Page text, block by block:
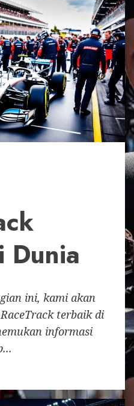
Dunia
ini, kami akan
terbaik di
informasi